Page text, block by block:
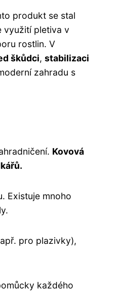
produkt se stal
využití pletiva v
rostlin. V
škůdci, stabilizaci
zahradu s
Kovová
Existuje mnoho
pro plazivky),
každého